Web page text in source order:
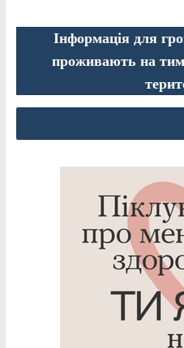
Інформація для
проживають на